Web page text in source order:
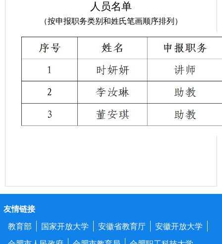
人员名单
（按申报职务类别和姓氏笔画顺序排列）
友情链接
教育部
国家开放大学 安徽省教育厅
安徽开放大学